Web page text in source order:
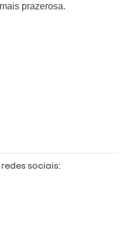
prazerosa.
sociais: